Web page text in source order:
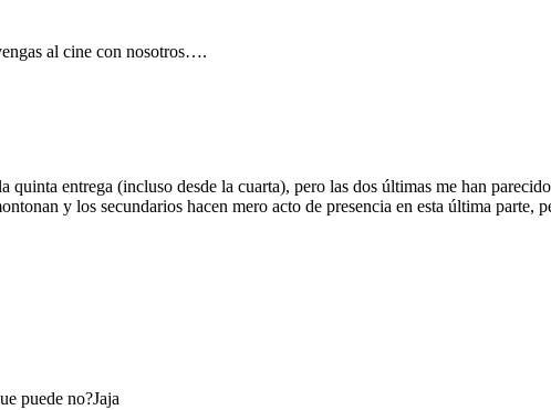
al cine con nosotros….
quinta entrega (incluso desde la cuarta), pero las dos últimas me han
y los secundarios hacen mero acto de presencia en esta última
puede no?Jaja